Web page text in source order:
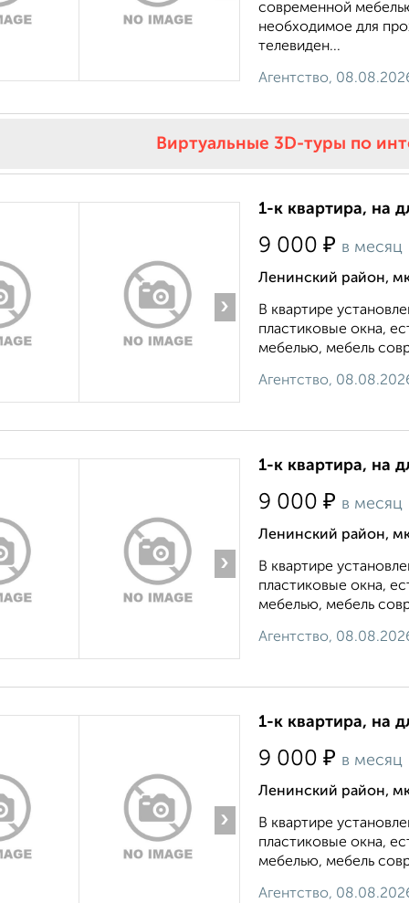
современной
необходимое для
телевиден...
Агентство,
Виртуальные 3D-туры по
›
1-к квартира, на
9 000 ₽ в месяц
Ленинский район,
В квартире
пластиковые окна,
мебелью, мебель
Агентство,
›
1-к квартира, на
9 000 ₽ в месяц
Ленинский район,
В квартире
пластиковые окна,
мебелью, мебель
Агентство,
›
1-к квартира, на
9 000 ₽ в месяц
Ленинский район,
В квартире
пластиковые окна,
мебелью, мебель
Агентство,